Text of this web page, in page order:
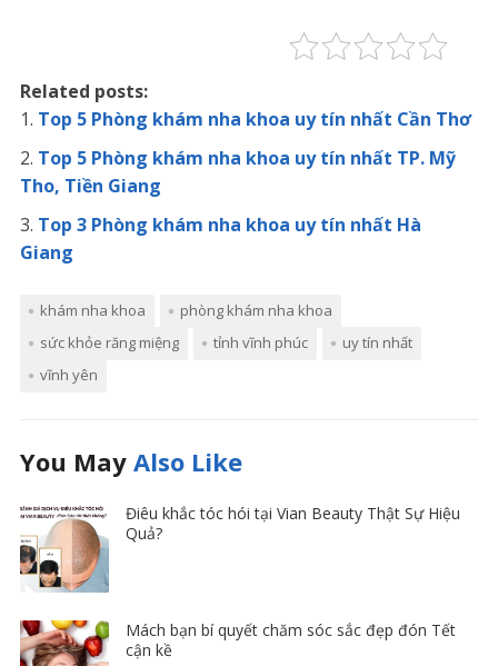
Related posts:
Top 5 Phòng khám nha khoa uy tín nhất Cần Thơ
Top 5 Phòng khám nha khoa uy tín nhất TP. Mỹ
Tho, Tiền Giang
Top 3 Phòng khám nha khoa uy tín nhất Hà
Giang
khám nha khoa
phòng khám nha khoa
sức khỏe răng miệng
tỉnh vĩnh phúc
uy tín nhất
vĩnh yên
You May Also Like
Điêu khắc tóc hói tại Vian Beauty Thật Sự Hiệu
Quả?
Mách bạn bí quyết chăm sóc sắc đẹp đón Tết
cận kề